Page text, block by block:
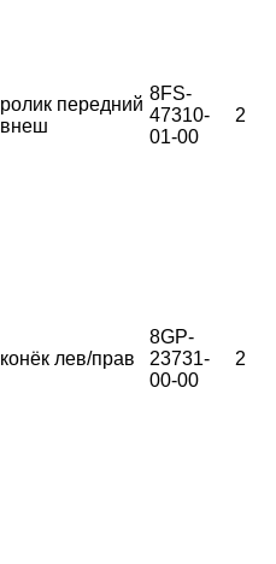
ролик передний
внеш
8FS-
47310-
01-00
2
конёк лев/прав
8GP-
23731-
00-00
2